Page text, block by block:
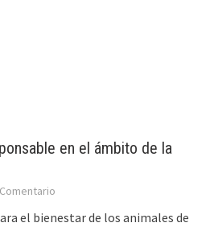
en el ámbito de la
Comentario
el bienestar de los animales de